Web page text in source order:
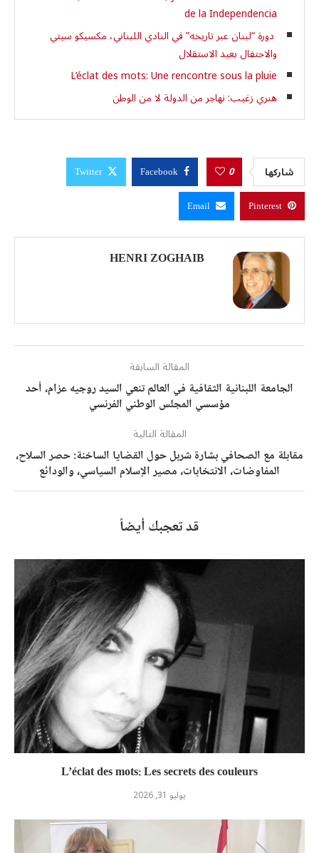
de la Independencia
دورة “لبنان عبر تاريخه” في النادي اللبناني، مكسيكو سيتي
والاحتفال بعيد الاستقلال
L’éclat des mots: Une rencontre sous la pluie
هنري زغيب: نهاجر من الدولة لا من الوطن
شاركها 0
Facebook
Twitter
Pinterest
Email
HENRI ZOGHAIB
المقالة السابقة
الجامعة اللبنانية الثقافية في العالم تنعي السيد روجيه عزام، أحد
مؤسسي المجلس الوطني الفرنسي
المقالة التالية
مقابلة مع الصحافي بشارة شربل حول القضايا الساخنة: حصر السلاح،
المفاوضات، الانتخابات، مصير الإسلام السياسي، والودائع
قد تعجبك أيضاً
L’éclat des mots: Les secrets des couleurs
يوليو 31, 2026